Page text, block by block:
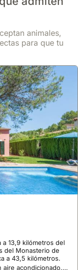
animales,
para que tu
a 13,9 kilómetros del
del Monasterio de
a 43,5 kilómetros.
aire acondicionado,